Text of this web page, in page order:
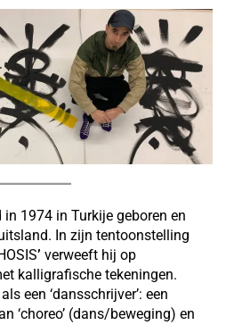
in 1974 in Turkije geboren en
In zijn tentoonstelling
’ verweeft hij op
kalligrafische tekeningen.
een ‘dansschrijver’: een
‘choreo’ (dans/beweging) en